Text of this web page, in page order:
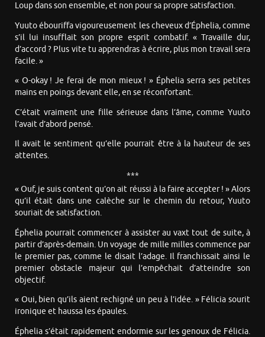
Loup dans son ensemble, et non pour sa propre satisfaction.
Yuuto ébouriffa vigoureusement les cheveux d’Éphelia, comme
s’il lui insufflait son propre esprit combatif. « Travaille dur,
d’accord ? Plus vite tu apprendras à écrire, plus mon travail sera
facile. »
« O-okay ! Je ferai de mon mieux ! » Éphelia serra ses petites
mains en poings devant elle, en se réconfortant.
C’était vraiment une fille sérieuse dans l’âme, comme Yuuto
l’avait d’abord pensé.
Il avait le sentiment qu’elle pourrait être à la hauteur de ses
attentes.
***
« Ouf, je suis content qu’on ait réussi à la faire accepter ! » Alors
qu’il était dans une calèche sur le chemin du retour, Yuuto
souriait de satisfaction.
Éphelia pourrait commencer à assister au vaxt tout de suite, à
partir d’après-demain. Un voyage de mille milles commence par
le premier pas, comme le disait l’adage. Il franchissait ainsi le
premier obstacle majeur qui l’empêchait d’atteindre son
objectif.
« Oui, bien qu’ils aient rechigné un peu à l’idée. » Félicia sourit
ironique et haussa les épaules.
Éphelia s’était rapidement endormie sur les genoux de Félicia.